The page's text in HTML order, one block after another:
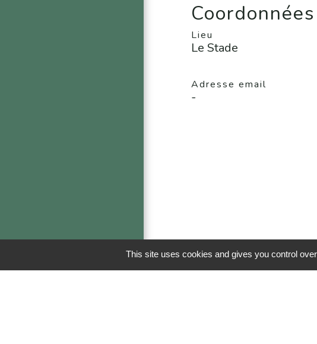
Lieu
Le Stade
Adresse email
-
This site uses cookies and gives you control